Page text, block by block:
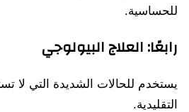
للحساسية.
رابعًا: العلاج البيولوجي
يستخدم للحالات الشديدة التي لا
التقليدية.